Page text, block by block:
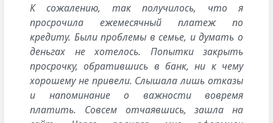
К сожалению, так получилось, что я
просрочила ежемесячный платеж по
кредиту. Были проблемы в семье, и думать о
деньгах не хотелось. Попытки закрыть
просрочку, обратившись в банк, ни к чему
хорошему не привели. Слышала лишь отказы
и напоминание о важности вовремя
платить. Совсем отчаявшись, зашла на